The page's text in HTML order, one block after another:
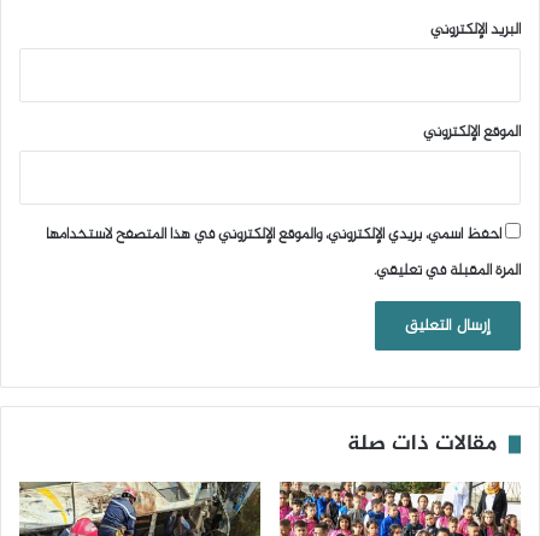
البريد الإلكتروني
الموقع الإلكتروني
احفظ اسمي، بريدي الإلكتروني، والموقع الإلكتروني في هذا المتصفح لاستخدامها
المرة المقبلة في تعليقي.
مقالات ذات صلة